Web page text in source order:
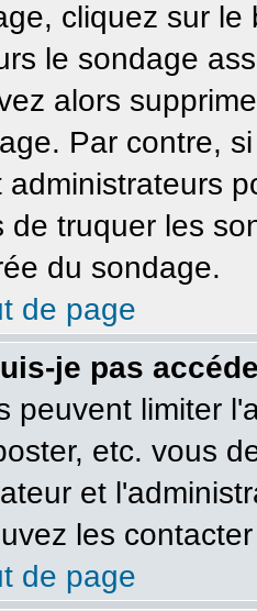
cliquez sur
le sondage
alors
Par contre,
de truquer les
du sondage.
de page
je pas
peuvent limiter
etc. vous
et
les
de page